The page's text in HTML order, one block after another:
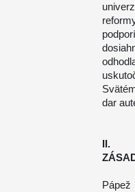
dar
II.
Pápež